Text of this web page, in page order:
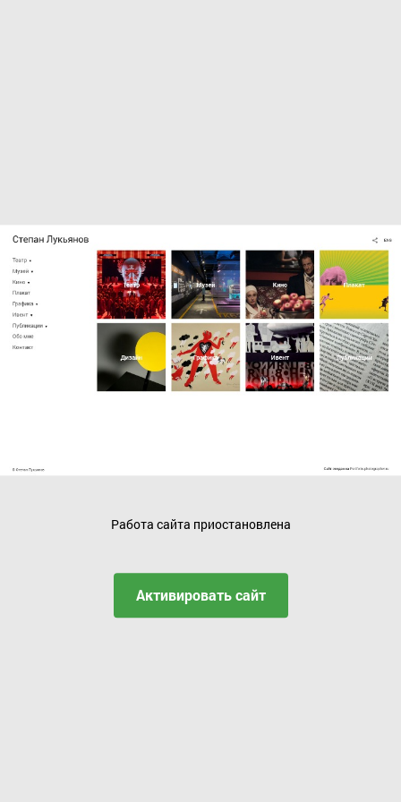
Работа сайта приостановлена
Активировать сайт